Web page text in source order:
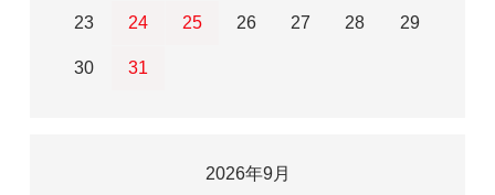
23 24 25 26 27 28 29
30 31
2026年9月